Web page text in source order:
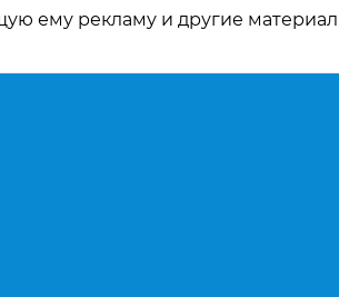
ему рекламу и другие